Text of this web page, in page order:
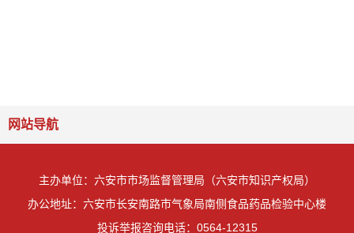
网站导航
主办单位：六安市市场监督管理局（六安市知识产权局）
办公地址：六安市长安南路市气象局南侧食品药品检验中心楼
投诉举报咨询电话：0564-12315